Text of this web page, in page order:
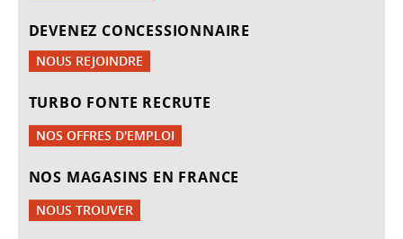
DEVENEZ CONCESSIONNAIRE
NOUS REJOINDRE
TURBO FONTE RECRUTE
NOS OFFRES D'EMPLOI
NOS MAGASINS EN FRANCE
NOUS TROUVER